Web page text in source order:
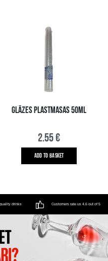
GLĀZES PLASTMASAS 50ML
2.55 €
ADD TO BASKET
drinks Customers rate us 4.6 out of 5